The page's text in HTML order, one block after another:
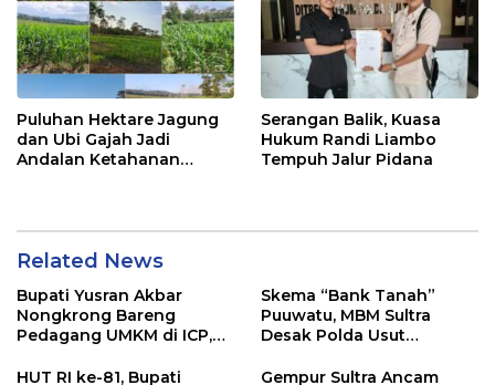
Puluhan Hektare Jagung
dan Ubi Gajah Jadi
Andalan Ketahanan
Serangan Balik, Kuasa
Hukum Randi Liambo
Tempuh Jalur Pidana
Related News
Bupati Yusran Akbar
Nongkrong Bareng
Pedagang UMKM di ICP,
Hidupkan Ekonomi
Skema “Bank Tanah”
Puuwatu, MBM Sultra
Desak Polda Usut
Kadin
HUT RI ke-81, Bupati
Gempur Sultra Ancam